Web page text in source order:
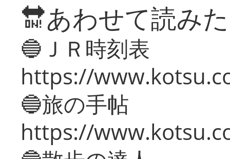
🔛あわせて読み
🔵ＪＲ時刻表
https://
🔵旅の手帖
https://